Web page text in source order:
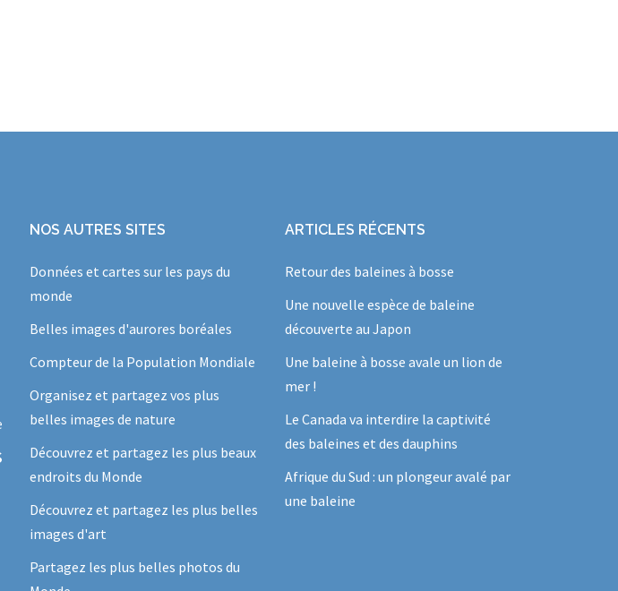
NOS AUTRES SITES
Données et cartes sur les pays du
monde
Belles images d'aurores boréales
Compteur de la Population Mondiale
Organisez et partagez vos plus
belles images de nature
Découvrez et partagez les plus beaux
endroits du Monde
Découvrez et partagez les plus belles
images d'art
Partagez les plus belles photos du
ARTICLES RÉCENTS
Retour des baleines à bosse
Une nouvelle espèce de baleine
découverte au Japon
Une baleine à bosse avale un lion de
mer !
Le Canada va interdire la captivité
des baleines et des dauphins
Afrique du Sud : un plongeur avalé par
une baleine